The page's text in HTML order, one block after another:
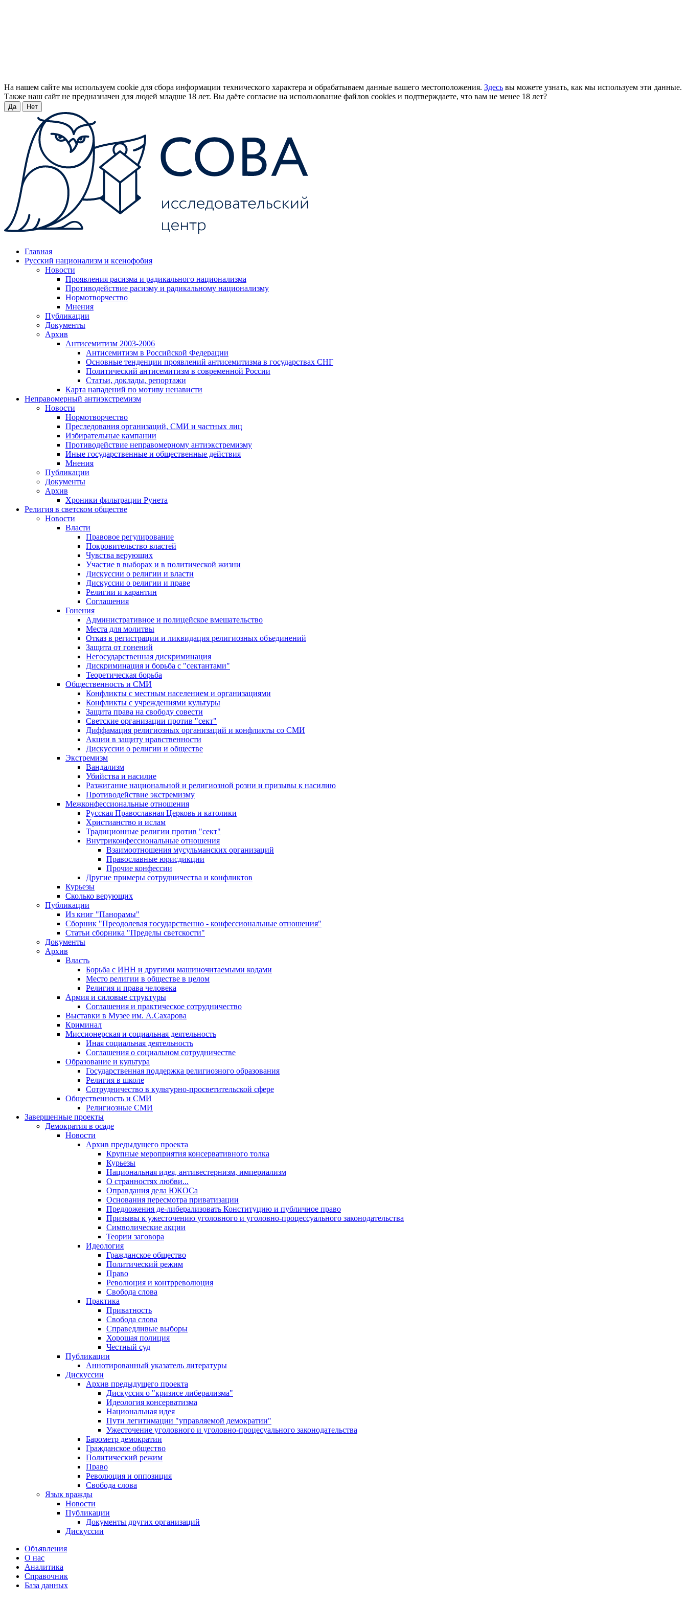
На нашем сайте мы используем cookie для сбора информации технического характера и обрабатываем данные вашего местоположения. Здесь вы можете узнать, как мы используем эти данные.
Также наш сайт не предназначен для людей младше 18 лет. Вы даёте согласие на использование файлов cookies и подтверждаете, что вам не менее 18 лет?
Да Нет
Главная
Русский национализм и ксенофобия
Новости
Проявления расизма и радикального национализма
Противодействие расизму и радикальному национализму
Нормотворчество
Мнения
Публикации
Документы
Архив
Антисемитизм 2003-2006
Антисемитизм в Российской Федерации
Основные тенденции проявлений антисемитизма в государствах СНГ
Политический антисемитизм в современной России
Статьи, доклады, репортажи
Карта нападений по мотиву ненависти
Неправомерный антиэкстремизм
Новости
Нормотворчество
Преследования организаций, СМИ и частных лиц
Избирательные кампании
Противодействие неправомерному антиэкстремизму
Иные государственные и общественные действия
Мнения
Публикации
Документы
Архив
Хроники фильтрации Рунета
Религия в светском обществе
Новости
Власти
Правовое регулирование
Покровительство властей
Чувства верующих
Участие в выборах и в политической жизни
Дискуссии о религии и власти
Дискуссии о религии и праве
Религии и карантин
Соглашения
Гонения
Административное и полицейское вмешательство
Места для молитвы
Отказ в регистрации и ликвидация религиозных объединений
Защита от гонений
Негосударственная дискриминация
Дискриминация и борьба с "сектантами"
Теоретическая борьба
Общественность и СМИ
Конфликты с местным населением и организациями
Конфликты с учреждениями культуры
Защита права на свободу совести
Светские организации против "сект"
Диффамация религиозных организаций и конфликты со СМИ
Акции в защиту нравственности
Дискуссии о религии и обществе
Экстремизм
Вандализм
Убийства и насилие
Разжигание национальной и религиозной розни и призывы к насилию
Противодействие экстремизму
Межконфессиональные отношения
Русская Православная Церковь и католики
Христианство и ислам
Традиционные религии против "сект"
Внутриконфессиональные отношения
Взаимоотношения мусульманских организаций
Православные юрисдикции
Прочие конфессии
Другие примеры сотрудничества и конфликтов
Курьезы
Сколько верующих
Публикации
Из книг "Панорамы"
Сборник "Преодолевая государственно - конфессиональные отношения"
Статьи сборника "Пределы светскости"
Документы
Архив
Власть
Борьба с ИНН и другими машиночитаемыми кодами
Место религии в обществе в целом
Религия и права человека
Армия и силовые структуры
Соглашения и практическое сотрудничество
Выставки в Музее им. А.Сахарова
Криминал
Миссионерская и социальная деятельность
Иная социальная деятельность
Соглашения о социальном сотрудничестве
Образование и культура
Государственная поддержка религиозного образования
Религия в школе
Сотрудничество в культурно-просветительской сфере
Общественность и СМИ
Религиозные СМИ
Завершенные проекты
Демократия в осаде
Новости
Архив предыдущего проекта
Крупные мероприятия консервативного толка
Курьезы
Национальная идея, антивестернизм, империализм
О странностях любви...
Оправдания дела ЮКОСа
Основания пересмотра приватизации
Предложения де-либерализовать Конституцию и публичное право
Призывы к ужесточению уголовного и уголовно-процессуального законодательства
Символические акции
Теории заговора
Идеология
Гражданское общество
Политический режим
Право
Революция и контрреволюция
Свобода слова
Практика
Приватность
Свобода слова
Справедливые выборы
Хорошая полиция
Честный суд
Публикации
Аннотированный указатель литературы
Дискуссии
Архив предыдущего проекта
Дискуссия о "кризисе либерализма"
Идеология консерватизма
Национальная идея
Пути легитимации "управляемой демократии"
Ужесточение уголовного и уголовно-процесуального законодательства
Барометр демократии
Гражданское общество
Политический режим
Право
Революция и оппозиция
Свобода слова
Язык вражды
Новости
Публикации
Документы других организаций
Дискуссии
Объявления
О нас
Аналитика
Справочник
База данных